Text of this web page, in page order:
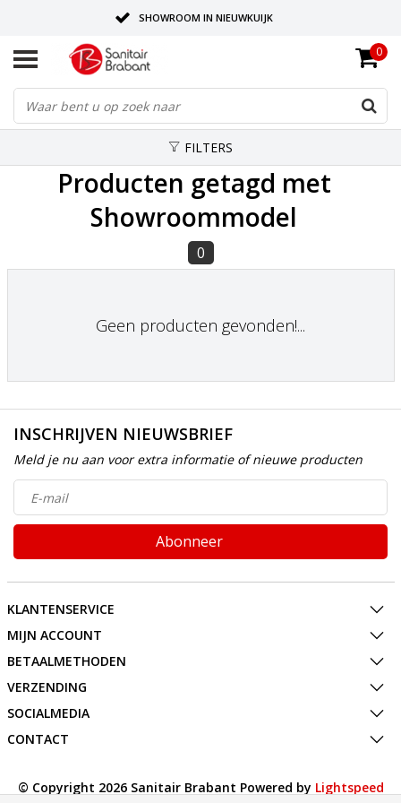
SHOWROOM IN NIEUWKUIJK
BEZORGING OP AFSPRAAK
LEVERING EN REALISATIE ONDER EEN DAK!
0
FILTERS
Producten getagd met
Showroommodel
0
Geen producten gevonden!...
INSCHRIJVEN NIEUWSBRIEF
Meld je nu aan voor extra informatie of nieuwe producten
Abonneer
KLANTENSERVICE
MIJN ACCOUNT
BETAALMETHODEN
VERZENDING
SOCIALMEDIA
CONTACT
© Copyright 2026 Sanitair Brabant Powered by Lightspeed